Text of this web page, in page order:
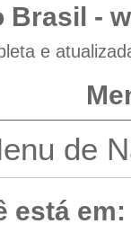
Brasil -
e
está em: